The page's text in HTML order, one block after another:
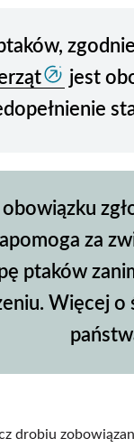
zgodnie
jest
za
ptaków
Więcej o
drobiu